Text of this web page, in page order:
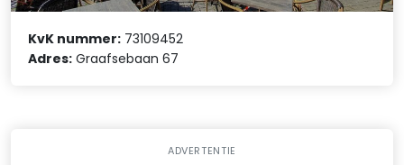
KvK nummer: 73109452
Adres: Graafsebaan 67
ADVERTENTIE